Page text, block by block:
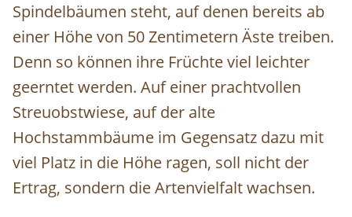
Spindelbäumen steht, auf denen bereits ab
einer Höhe von 50 Zentimetern Äste treiben.
Denn so können ihre Früchte viel leichter
geerntet werden. Auf einer prachtvollen
Streuobstwiese, auf der alte
Hochstammbäume im Gegensatz dazu mit
viel Platz in die Höhe ragen, soll nicht der
Ertrag, sondern die Artenvielfalt wachsen.